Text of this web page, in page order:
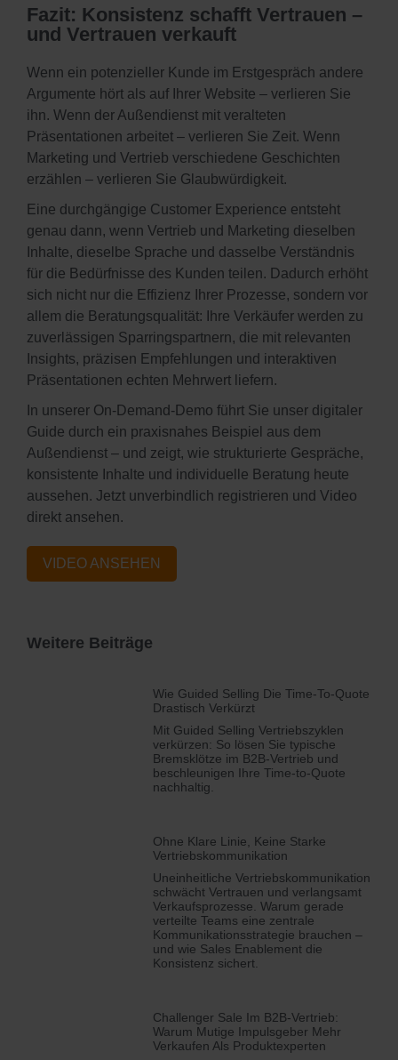
Fazit: Konsistenz schafft Vertrauen –
und Vertrauen verkauft
Wenn ein potenzieller Kunde im Erstgespräch andere
Argumente hört als auf Ihrer Website – verlieren Sie
ihn. Wenn der Außendienst mit veralteten
Präsentationen arbeitet – verlieren Sie Zeit. Wenn
Marketing und Vertrieb verschiedene Geschichten
erzählen – verlieren Sie Glaubwürdigkeit.
Eine durchgängige Customer Experience entsteht
genau dann, wenn Vertrieb und Marketing dieselben
Inhalte, dieselbe Sprache und dasselbe Verständnis
für die Bedürfnisse des Kunden teilen. Dadurch erhöht
sich nicht nur die Effizienz Ihrer Prozesse, sondern vor
allem die Beratungsqualität: Ihre Verkäufer werden zu
zuverlässigen Sparringspartnern, die mit relevanten
Insights, präzisen Empfehlungen und interaktiven
Präsentationen echten Mehrwert liefern.
In unserer On‑Demand‑Demo führt Sie unser digitaler
Guide durch ein praxisnahes Beispiel aus dem
Außendienst – und zeigt, wie strukturierte Gespräche,
konsistente Inhalte und individuelle Beratung heute
aussehen. Jetzt unverbindlich registrieren und Video
direkt ansehen.
VIDEO ANSEHEN
Weitere Beiträge
Wie Guided Selling Die Time‑to‑Quote
Drastisch Verkürzt
Mit Guided Selling Vertriebszyklen
verkürzen: So lösen Sie typische
Bremsklötze im B2B-Vertrieb und
beschleunigen Ihre Time-to-Quote
nachhaltig.
Ohne Klare Linie, Keine Starke
Vertriebskommunikation
Uneinheitliche Vertriebskommunikation
schwächt Vertrauen und verlangsamt
Verkaufsprozesse. Warum gerade
verteilte Teams eine zentrale
Kommunikationsstrategie brauchen –
und wie Sales Enablement die
Konsistenz sichert.
Challenger Sale Im B2B-Vertrieb:
Warum Mutige Impulsgeber Mehr
Verkaufen Als Produktexperten